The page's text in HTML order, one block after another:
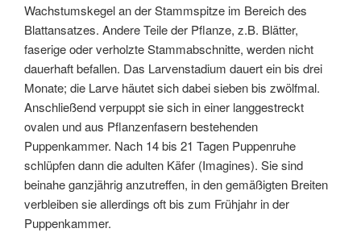
Wachstumskegel an der Stammspitze im Bereich des
Blattansatzes. Andere Teile der Pflanze, z.B. Blätter,
faserige oder verholzte Stammabschnitte, werden nicht
dauerhaft befallen. Das Larvenstadium dauert ein bis drei
Monate; die Larve häutet sich dabei sieben bis zwölfmal.
Anschließend verpuppt sie sich in einer langgestreckt
ovalen und aus Pflanzenfasern bestehenden
Puppenkammer. Nach 14 bis 21 Tagen Puppenruhe
schlüpfen dann die adulten Käfer (Imagines). Sie sind
beinahe ganzjährig anzutreffen, in den gemäßigten Breiten
verbleiben sie allerdings oft bis zum Frühjahr in der
Puppenkammer.